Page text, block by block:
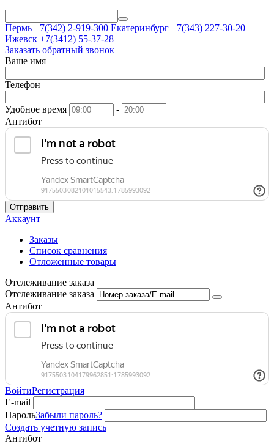
Пермь +7(342) 2-919-300 Екатеринбург +7(343) 227-30-20
Ижевск +7(3412) 55-37-28
Заказать обратный звонок
Ваше имя
Телефон
Удобное время
-
Антибот
Отправить
Аккаунт
Заказы
Список сравнения
Отложенные товары
Отслеживание заказа
Отслеживание заказа
Антибот
ВойтиРегистрация
E-mail
ПарольЗабыли пароль?
Создать учетную запись
Антибот